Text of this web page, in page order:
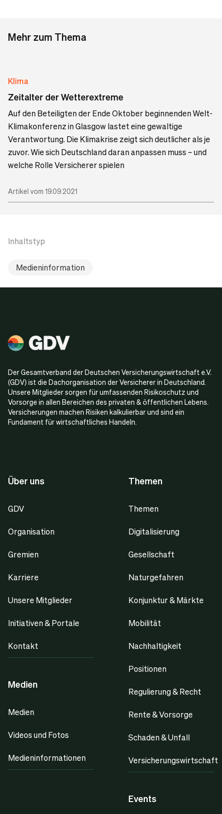
Mehr zum Thema
Klima
Zeitalter der Wetterextreme
Auf den Beteiligten der Ende Oktober beginnenden Welt-
Klimakonferenz in Glasgow lastet eine gewaltige
Verantwortung. Die Klimakrise zeigt sich deutlicher als je
zuvor. Wie sich Deutschland daran anpassen muss – und
welche Rolle Versicherer spielen
Artikel vom 19.09.2021
Inhaltstyp
Medieninformation
Der Gesamtverband der Deutschen Versicherungswirtschaft e.V.
(GDV) ist die Dachorganisation der Versicherer in Deutschland.
Unsere Mitglieder sorgen für umfassenden Risikoschutz und
Vorsorge in allen Bereichen des privaten & öffentlichen Lebens.
Versicherungen machen Risiken kalkulierbar und sind ein
Fundament für wirtschaftliches Handeln.
Über uns
GDV
Organisation
Gremien
Karriere
Unsere Mitglieder
Initiativen & Portale
Kontakt
Medien
Medien
Videos und Fotos
Medieninformationen
Themen
Themen
Digitalisierung
Gesellschaft
Naturgefahren
Konjunktur & Märkte
Mobilität
Nachhaltigkeit
Positionen
Regulierung & Recht
Rente & Vorsorge
Schaden & Unfall
Versicherungswirtschaft
Events